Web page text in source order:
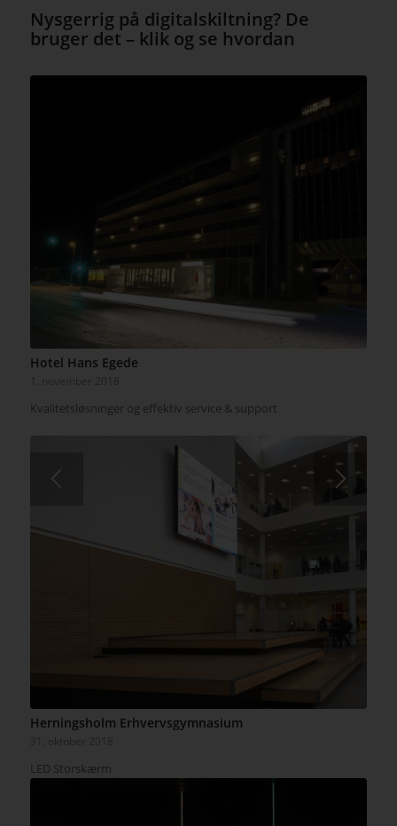
Nysgerrig på digitalskiltning? De
bruger det – klik og se hvordan
Hotel Hans Egede
Kvalitetsløsninger og effektiv service & support
Herningsholm Erhvervsgymnasium
LED Storskærm